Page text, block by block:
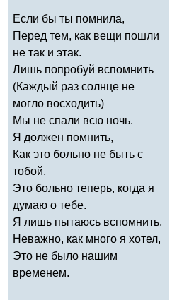
Если бы ты помнила,
Перед тем, как вещи пошли
не так и этак.
Лишь попробуй вспомнить
(Каждый раз солнце не
могло восходить)
Мы не спали всю ночь.
Я должен помнить,
Как это больно не быть с
тобой,
Это больно теперь, когда я
думаю о тебе.
Я лишь пытаюсь вспомнить,
Неважно, как много я хотел,
Это не было нашим
временем.